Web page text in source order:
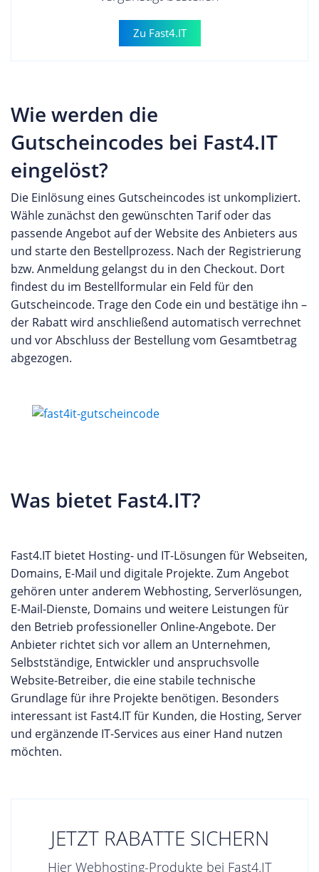
Zu Fast4.IT
Wie werden die
Gutscheincodes bei Fast4.IT
eingelöst?
Die Einlösung eines Gutscheincodes ist unkompliziert.
Wähle zunächst den gewünschten Tarif oder das
passende Angebot auf der Website des Anbieters aus
und starte den Bestellprozess. Nach der Registrierung
bzw. Anmeldung gelangst du in den Checkout. Dort
findest du im Bestellformular ein Feld für den
Gutscheincode. Trage den Code ein und bestätige ihn –
der Rabatt wird anschließend automatisch verrechnet
und vor Abschluss der Bestellung vom Gesamtbetrag
abgezogen.
Was bietet Fast4.IT?
Fast4.IT bietet Hosting- und IT-Lösungen für Webseiten,
Domains, E-Mail und digitale Projekte. Zum Angebot
gehören unter anderem Webhosting, Serverlösungen,
E-Mail-Dienste, Domains und weitere Leistungen für
den Betrieb professioneller Online-Angebote. Der
Anbieter richtet sich vor allem an Unternehmen,
Selbstständige, Entwickler und anspruchsvolle
Website-Betreiber, die eine stabile technische
Grundlage für ihre Projekte benötigen. Besonders
interessant ist Fast4.IT für Kunden, die Hosting, Server
und ergänzende IT-Services aus einer Hand nutzen
möchten.
JETZT RABATTE SICHERN
Hier Webhosting-Produkte bei Fast4.IT